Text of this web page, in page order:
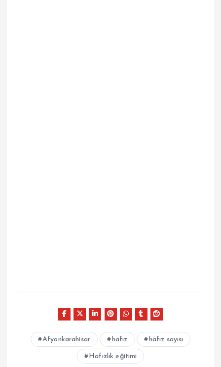
Afyonkarahisar hafız hafız sayısı
Hafızlık eğitimi